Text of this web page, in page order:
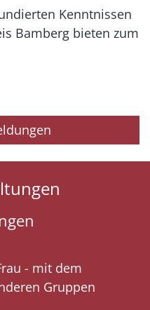
Kenntnissen
Bamberg bieten zum
- mit dem
Gruppen